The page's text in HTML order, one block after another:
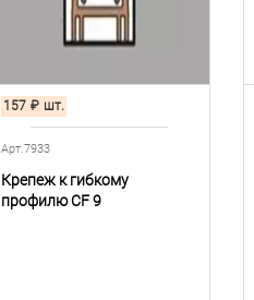
157 ₽ шт.
Арт.7933
Крепеж к гибкому
профилю CF 9